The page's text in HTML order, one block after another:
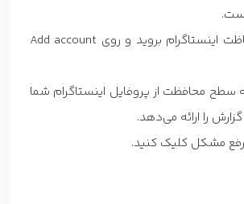
به Identity – حفاظت اینستاگرام بروید و روی Add account
سطح محافظت از پروفایل اینستاگرام شما
را ارائه می‌دهد.
رفع مشکل کلیک کنید.